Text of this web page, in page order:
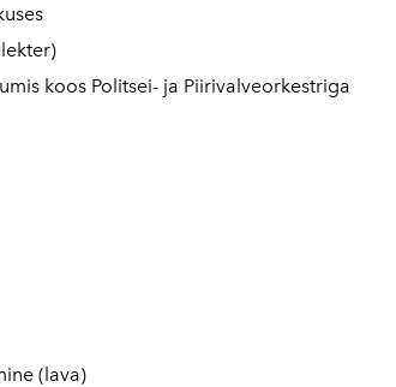
koos Politsei- ja Piirivalveorkestriga
(lava)